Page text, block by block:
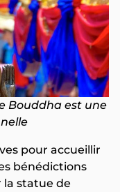
Bouddha est une
pour accueillir
bénédictions
la statue de